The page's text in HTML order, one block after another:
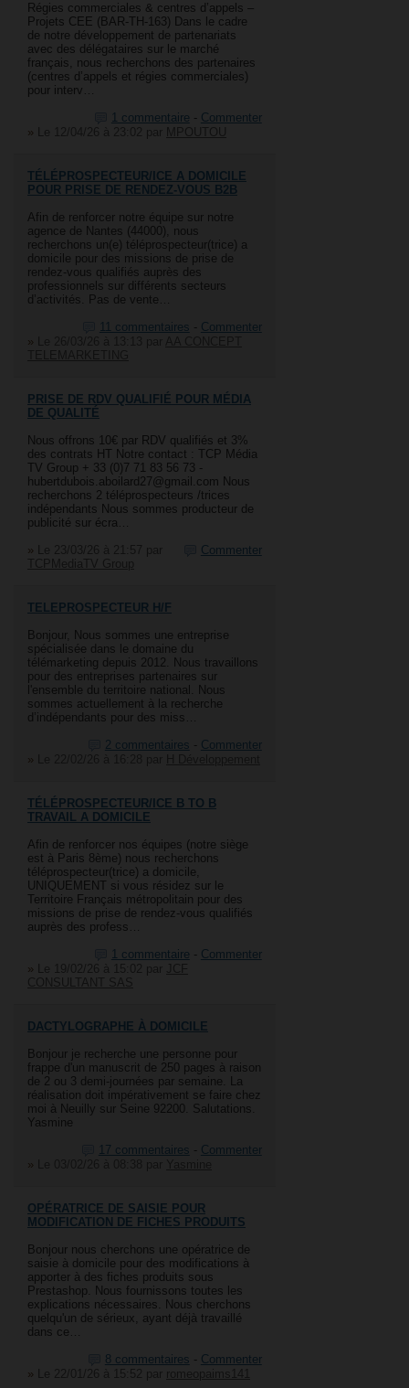
Régies commerciales & centres d’appels –
Projets CEE (BAR-TH-163) Dans le cadre
de notre développement de partenariats
avec des délégataires sur le marché
français, nous recherchons des partenaires
(centres d’appels et régies commerciales)
pour interv…
1 commentaire - Commenter
»
TÉLÉPROSPECTEUR/ICE A DOMICILE
POUR PRISE DE RENDEZ-VOUS B2B
Afin de renforcer notre équipe sur notre
agence de Nantes (44000), nous
recherchons un(e) téléprospecteur(trice) a
domicile pour des missions de prise de
rendez-vous qualifiés auprès des
professionnels sur différents secteurs
d’activités. Pas de vente…
11 commentaires - Commenter
»
PRISE DE RDV QUALIFIÉ POUR MÉDIA
DE QUALITÉ
Nous offrons 10€ par RDV qualifiés et 3%
des contrats HT Notre contact : TCP Média
TV Group + 33 (0)7 71 83 56 73 -
hubertdubois.aboilard27@gmail.com Nous
recherchons 2 téléprospecteurs /trices
indépendants Nous sommes producteur de
publicité sur écra…
Commenter
»
TELEPROSPECTEUR H/F
Bonjour, Nous sommes une entreprise
spécialisée dans le domaine du
télémarketing depuis 2012. Nous travaillons
pour des entreprises partenaires sur
l'ensemble du territoire national. Nous
sommes actuellement à la recherche
d’indépendants pour des miss…
2 commentaires - Commenter
»
TÉLÉPROSPECTEUR/ICE B TO B
TRAVAIL A DOMICILE
Afin de renforcer nos équipes (notre siège
est à Paris 8ème) nous recherchons
téléprospecteur(trice) a domicile,
UNIQUEMENT si vous résidez sur le
Territoire Français métropolitain pour des
missions de prise de rendez-vous qualifiés
auprès des profess…
1 commentaire - Commenter
»
DACTYLOGRAPHE À DOMICILE
Bonjour je recherche une personne pour
frappe d'un manuscrit de 250 pages à raison
de 2 ou 3 demi-journées par semaine. La
réalisation doit impérativement se faire chez
moi à Neuilly sur Seine 92200. Salutations.
Yasmine
17 commentaires - Commenter
»
OPÉRATRICE DE SAISIE POUR
MODIFICATION DE FICHES PRODUITS
Bonjour nous cherchons une opératrice de
saisie à domicile pour des modifications à
apporter à des fiches produits sous
Prestashop. Nous fournissons toutes les
explications nécessaires. Nous cherchons
quelqu'un de sérieux, ayant déjà travaillé
dans ce…
8 commentaires - Commenter
»